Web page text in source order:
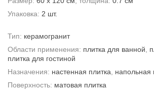
Упаковка: 2 шт.
Тип: керамогранит
Области применения: плитка для ванной
плитка для гостиной
Назначения: настенная плитка
напольная
Поверхность: матовая плитка